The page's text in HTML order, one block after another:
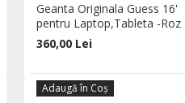
Geanta Originala Guess 16'
pentru Laptop,Tableta -Roz
360,00 Lei
Adaugă în Coş